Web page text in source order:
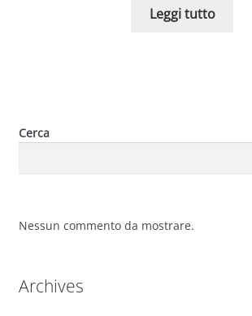
Leggi tutto
Cerca
Nessun commento da mostrare.
Archives